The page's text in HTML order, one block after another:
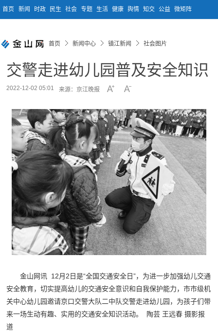
首页 新闻 时政 民生 社会 专题 生活 健康 舆情 知交 公益 微矩阵
首页 新闻中心 镇江新闻 社会图片
交警走进幼儿园普及安全知识
2022-12-02 05:01 来源：京江晚报
金山网讯 12月2日是“全国交通安全日”，为进一步加强幼儿交通
安全教育，切实提高幼儿的交通安全意识和自我保护能力，市市级机
关中心幼儿园邀请京口交警大队二中队交警走进幼儿园，为孩子们带
来一场生动有趣、实用的交通安全知识活动。 陶芸 王远春 摄影报
道